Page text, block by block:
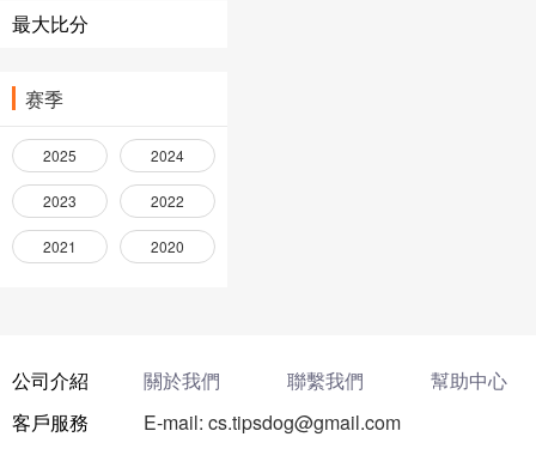
最大比分
赛季
2025 2024
2023 2022
2021 2020
公司介紹 關於我們 聯繫我們
幫助中心
客戶服務
E-mail: cs.tipsdog@gmail.com